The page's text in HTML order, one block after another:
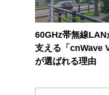
60GHz帯無線LAN
支える「cnWave
が選ばれる理由